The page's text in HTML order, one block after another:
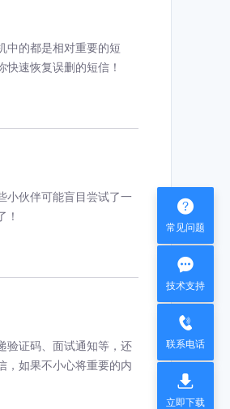
中的都是相对重要的短
速恢复误删的短信！
小伙伴可能盲目尝试了一
！
验证码、面试通知等，还
，如果不小心将重要的内

常见问题

技术支持

联系电话

立即下载